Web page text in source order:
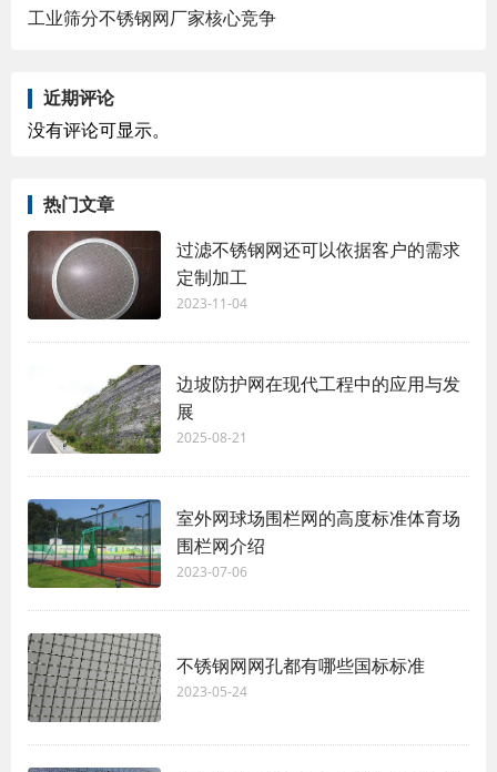
工业筛分不锈钢网厂家核心竞争
近期评论
没有评论可显示。
热门文章
过滤不锈钢网还可以依据客户的需求
定制加工
2023-11-04
边坡防护网在现代工程中的应用与发
展
2025-08-21
室外网球场围栏网的高度标准体育场
围栏网介绍
2023-07-06
不锈钢网网孔都有哪些国标标准
2023-05-24